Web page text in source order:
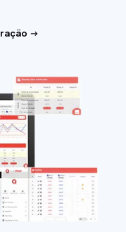
->